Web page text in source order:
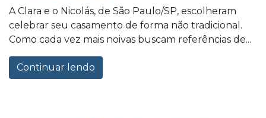
A Clara e o Nicolás, de São Paulo/SP, escolheram
celebrar seu casamento de forma não tradicional.
Como cada vez mais noivas buscam referências de...
Continuar lendo